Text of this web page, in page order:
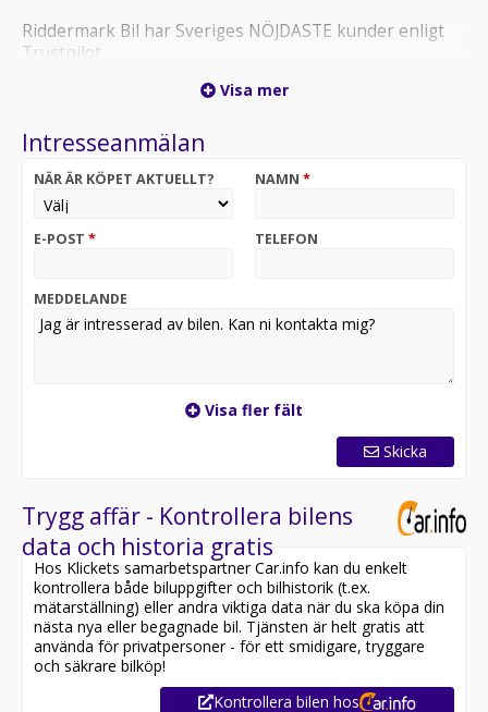
Riddermark Bil har Sveriges NÖJDASTE kunder enligt
Trustpilot
hemleverans i hela Sverige!*
Utrustning inkluderar:
- Plus Dark
- Fyrhjulsdrift
- Volvo Cars App & Parkeringsklimatisering
- Backkamera
- Navigation
- Skinnklädsel & Elstolar fram med minne
- Apple CarPlay & Android auto
Besiktigad till och med 2027-05-31
Leasbar för företag
Möjlighet till 12-60 månaders garanti
Servicehistorik:
2025-02-27 - 3390 mil
2025-10-23 - 6714 mil
2026-07-01 - 10246 mil
Visa mer
Intresseanmälan
NÄR ÄR KÖPET AKTUELLT? NAMN *
E-POST * TELEFON
MEDDELANDE
Visa fler fält
Skicka
Trygg affär - Kontrollera bilens
data och historia gratis
Hos Klickets samarbetspartner Car.info kan du enkelt
kontrollera både biluppgifter och bilhistorik (t.ex.
mätarställning) eller andra viktiga data när du ska köpa din
nästa nya eller begagnade bil. Tjänsten är helt gratis att
använda för privatpersoner - för ett smidigare, tryggare
och säkrare bilköp!
Kontrollera bilen hos